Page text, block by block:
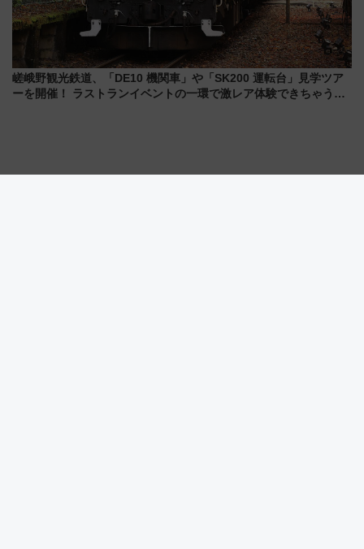
嵯峨野観光鉄道、「DE10 機関車」や「SK200 運転台」見学ツア
ーを開催！ ラストランイベントの一環で激レア体験できちゃうか